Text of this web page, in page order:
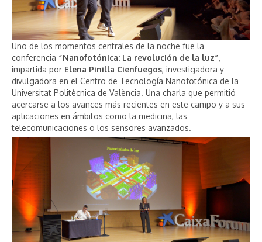
Uno de los momentos centrales de la noche fue la
conferencia “Nanofotónica: La revolución de la luz”,
impartida por Elena Pinilla Cienfuegos, investigadora y
divulgadora en el Centro de Tecnología Nanofotónica de la
Universitat Politècnica de València. Una charla que permitió
acercarse a los avances más recientes en este campo y a sus
aplicaciones en ámbitos como la medicina, las
telecomunicaciones o los sensores avanzados.